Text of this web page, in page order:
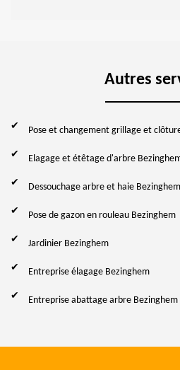
Autres
Pose et changement grillage et
Elagage et étêtage d'arbre
Dessouchage arbre et haie Bezinghem
Pose de gazon en rouleau Bezinghem
Jardinier Bezinghem
Entreprise élagage Bezinghem
Entreprise abattage arbre Bezinghem